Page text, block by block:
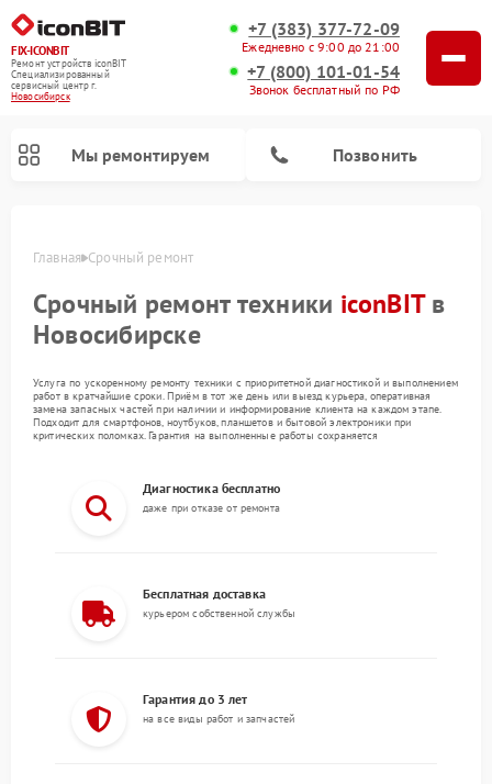
FIX-ICONBIT
Ремонт устройств iconBIT
Специализированный
cервисный центр г.
Новосибирск
+7 (383) 377-72-09
Ежедневно с 9:00 до 21:00
+7 (800) 101-01-54
Звонок бесплатный по РФ
Мы ремонтируем Позвонить
Главная Срочный ремонт
Срочный ремонт техники iconBITв
Новосибирске
Услуга по ускоренному ремонту техники с приоритетной диагностикой и выполнением
работ в кратчайшие сроки. Приём в тот же день или выезд курьера, оперативная
замена запасных частей при наличии и информирование клиента на каждом этапе.
Подходит для смартфонов, ноутбуков, планшетов и бытовой электроники при
критических поломках. Гарантия на выполненные работы сохраняется
Диагностика бесплатно
даже при отказе от ремонта
Бесплатная доставка
курьером собственной службы
Гарантия до 3 лет
на все виды работ и запчастей